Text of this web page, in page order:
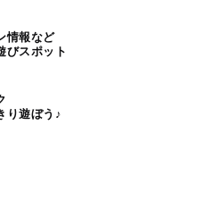
情報など
びスポット
り遊ぼう♪